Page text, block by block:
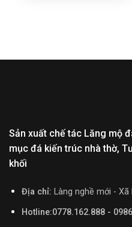
Sản xuất chế tác Lăng mộ
mục đá kiến trúc nhà thờ,
khối
Địa chỉ: Làng nghề mới -
Hotline:0778.162.888 -